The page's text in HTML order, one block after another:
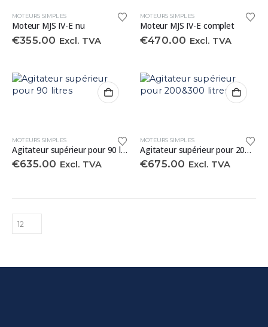
MOTEURS SIMPLES
Moteur MJS IV-E nu
€355.00 Excl. TVA
MOTEURS SIMPLES
Moteur MJS IV-E complet
€470.00 Excl. TVA
MOTEURS SIMPLES
Agitateur supérieur pour 90 litres
€635.00 Excl. TVA
MOTEURS SIMPLES
Agitateur supérieur pour 200&300 litres
€675.00 Excl. TVA